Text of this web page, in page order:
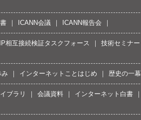
ICANN会議 ICANN報告会
相互接続検証タスクフォース
技術セミナー
み インターネットことはじめ 歴史の一幕
ブラリ 会議資料
インターネット白書